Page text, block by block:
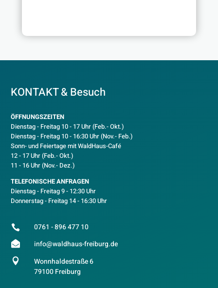
KONTAKT & Besuch
ÖFFNUNGSZEITEN
Dienstag - Freitag 10 - 17 Uhr (Feb.- Okt.)
Dienstag - Freitag 10 - 16:30 Uhr (Nov.- Feb.)
Sonn- und Feiertage mit WaldHaus-Café
12 - 17 Uhr (Feb.- Okt.)
11 - 16 Uhr (Nov.- Dez.)
TELEFONISCHE ANFRAGEN
Dienstag - Freitag 9 - 12:30 Uhr
Donnerstag - Freitag 14 - 16:30 Uhr
 0761 - 896 477 10
 info@waldhaus-freiburg.de

Wonnhaldestraße 6
79100 Freiburg